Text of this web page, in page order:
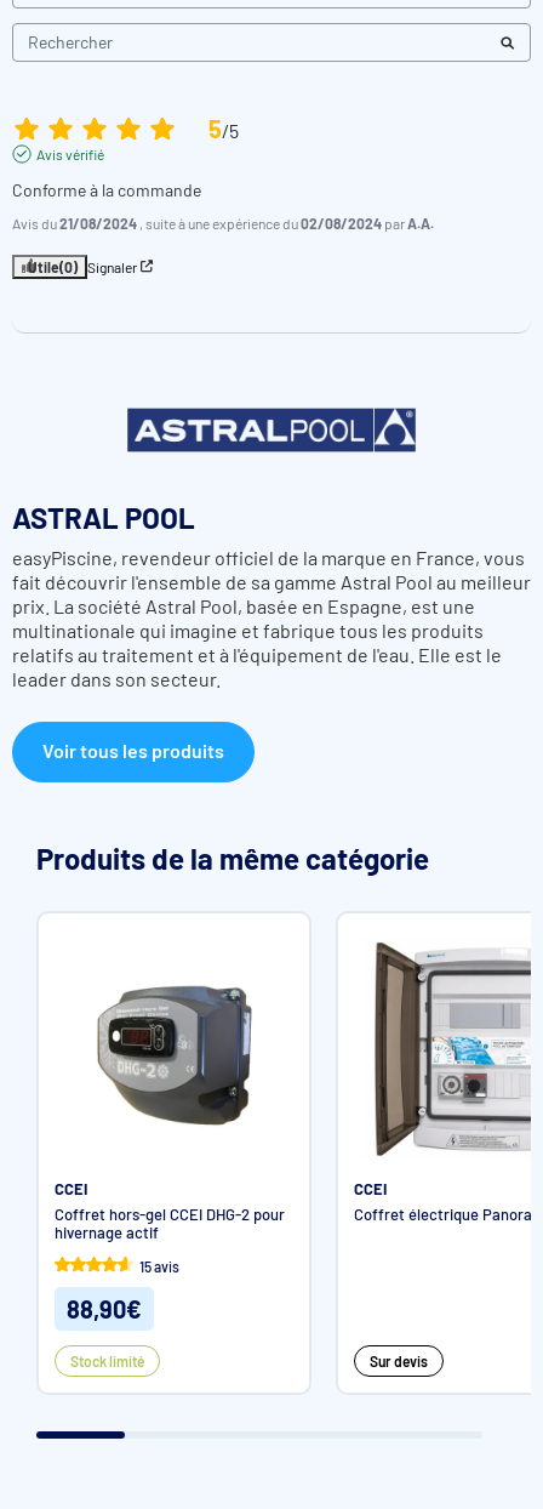
5/5
Avis vérifié
Conforme à la commande
Avis du21/08/2024 , suite à une expérience du02/08/2024 parA.A.
Utile(0) Signaler
ASTRAL POOL
easyPiscine, revendeur officiel de la marque en France, vous
fait découvrir l'ensemble de sa gamme Astral Pool au meilleur
prix. La société Astral Pool, basée en Espagne, est une
multinationale qui imagine et fabrique tous les produits
relatifs au traitement et à l'équipement de l'eau. Elle est le
leader dans son secteur.
Voir tous les produits
Produits de la même catégorie
CCEI
Coffret hors-gel CCEI DHG-2 pour
hivernage actif
15 avis
88,90€
Stock limité
CCEI
Coffret électrique
Sur devis